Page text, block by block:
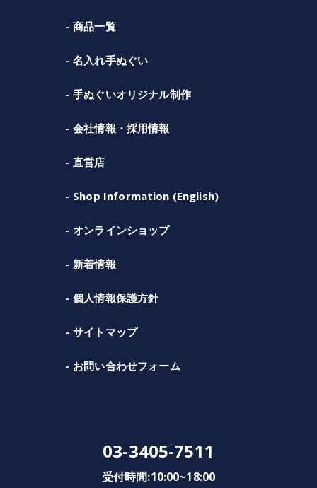
商品一覧
名入れ手ぬぐい
手ぬぐいオリジナル制作
会社情報・採用情報
直営店
Shop Information (English)
オンラインショップ
新着情報
個人情報保護方針
サイトマップ
お問い合わせフォーム
03-3405-7511
受付時間:10:00~18:00